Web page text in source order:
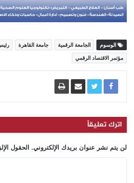
الوسوم الجامعة الرقمية جامعة القاهرة
مؤتمر الاقتصاد الرقمي
اترك تعليقاً
لن يتم نشر عنوان بريدك الإلكتروني. الحقول